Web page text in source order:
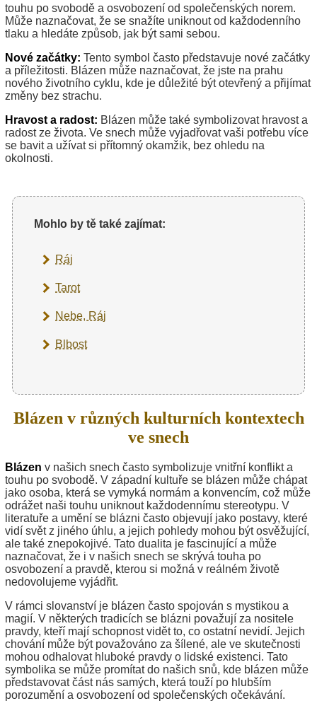
touhu po svobodě a osvobození od společenských norem.
Může naznačovat, že se snažíte uniknout od každodenního
tlaku a hledáte způsob, jak být sami sebou.
Nové začátky: Tento symbol často představuje nové začátky
a příležitosti. Blázen může naznačovat, že jste na prahu
nového životního cyklu, kde je důležité být otevřený a přijímat
změny bez strachu.
Hravost a radost: Blázen může také symbolizovat hravost a
radost ze života. Ve snech může vyjadřovat vaši potřebu více
se bavit a užívat si přítomný okamžik, bez ohledu na
okolnosti.
Mohlo by tě také zajímat:
Ráj
Tarot
Nebe, Ráj
Blbost
Blázen v různých kulturních kontextech
ve snech
Blázen v našich snech často symbolizuje vnitřní konflikt a
touhu po svobodě. V západní kultuře se blázen může chápat
jako osoba, která se vymyká normám a konvencím, což může
odrážet naši touhu uniknout každodennímu stereotypu. V
literatuře a umění se blázni často objevují jako postavy, které
vidí svět z jiného úhlu, a jejich pohledy mohou být osvěžující,
ale také znepokojivé. Tato dualita je fascinující a může
naznačovat, že i v našich snech se skrývá touha po
osvobození a pravdě, kterou si možná v reálném životě
nedovolujeme vyjádřit.
V rámci slovanství je blázen často spojován s mystikou a
magií. V některých tradicích se blázni považují za nositele
pravdy, kteří mají schopnost vidět to, co ostatní nevidí. Jejich
chování může být považováno za šílené, ale ve skutečnosti
mohou odhalovat hluboké pravdy o lidské existenci. Tato
symbolika se může promítat do našich snů, kde blázen může
představovat část nás samých, která touží po hlubším
porozumění a osvobození od společenských očekávání.